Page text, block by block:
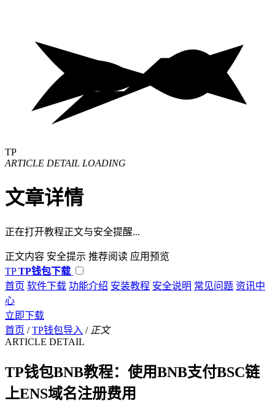
TP
ARTICLE DETAIL LOADING
文章详情
正在打开教程正文与安全提醒...
正文内容 安全提示 推荐阅读 应用预览
TP TP钱包下载
首页 软件下载 功能介绍 安装教程 安全说明 常见问题 资讯中
心
立即下载
首页 / TP钱包导入 / 正文
ARTICLE DETAIL
TP钱包BNB教程：使用BNB支付BSC链
上ENS域名注册费用